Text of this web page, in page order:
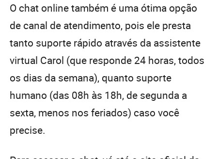
O chat online também é uma ótima opção
de canal de atendimento, pois ele presta
tanto suporte rápido através da assistente
virtual Carol (que responde 24 horas, todos
os dias da semana), quanto suporte
humano (das 08h às 18h, de segunda a
sexta, menos nos feriados) caso você
precise.